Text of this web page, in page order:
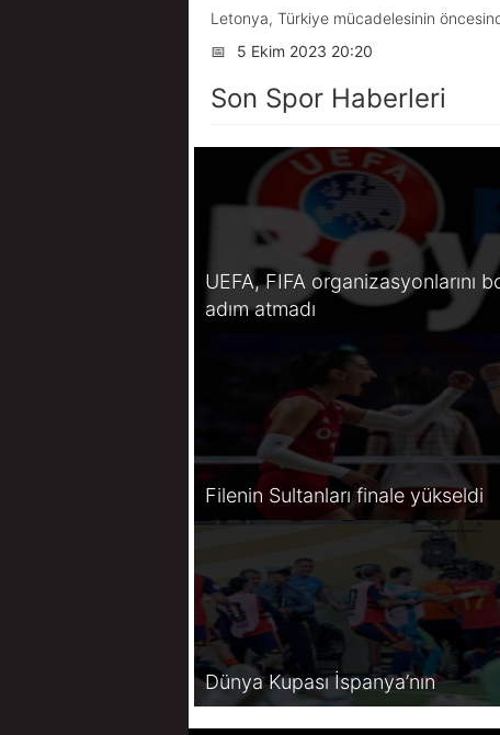
Letonya, Türkiye mücadelesinin
📅
5 Ekim 2023 20:20
Son Spor Haberleri
UEFA, FIFA organizasyonlarını
adım atmadı
Filenin Sultanları finale yükseldi
Dünya Kupası İspanya’nın